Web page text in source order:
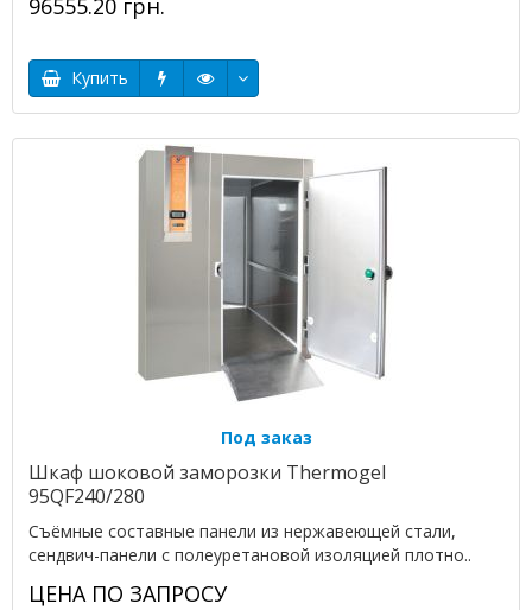
96555.20 грн.
Купить
Под заказ
Шкаф шоковой заморозки Thermogel
95QF240/280
Съёмные составные панели из нержавеющей стали,
сендвич-панели с полеуретановой изоляцией плотно..
ЦЕНА ПО ЗАПРОСУ